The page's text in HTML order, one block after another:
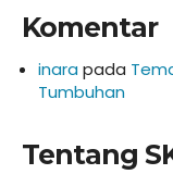
Komentar
inara pada
Tumbuhan
Tentang